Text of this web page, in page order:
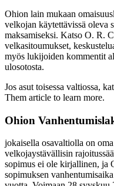
Ohion lain mukaan
velkojan käytettävissä oleva
maksamiseksi. Katso O. R.
velkasitoumukset,
myös lukijoiden kommentit
ulosotosta.
Jos asut toisessa valtiossa,
Them article to learn more.
Ohion
jokaisella osavaltiolla on
velkojaystävällisin
sopimus ei ole kirjallinen, ja
sopimuksen